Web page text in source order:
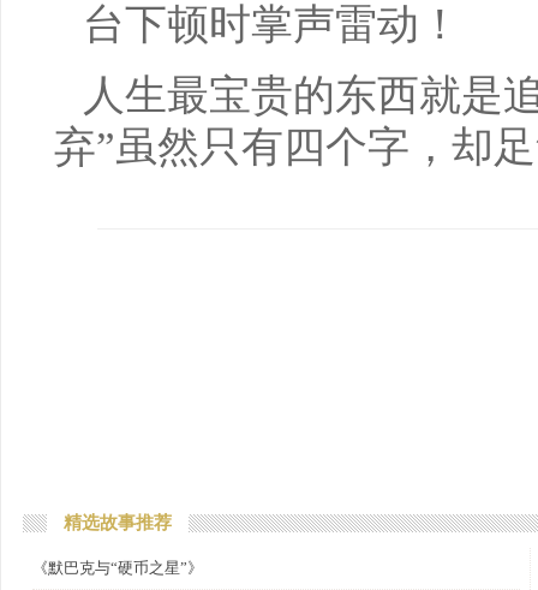
台下顿时掌声雷动！
人生最宝贵的东西就是
弃”虽然只有四个字，却
精选故事推荐
《默巴克与“硬币之星”》